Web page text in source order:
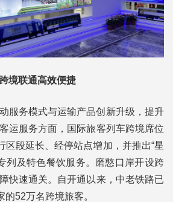
境联通高效便捷
服务模式与运输产品创新升级，提升
运服务方面，国际旅客列车跨境席位
区段延长、经停站点增加，并推出“星
列及特色餐饮服务。磨憨口岸开设跨
快速通关。自开通以来，中老铁路已
52万名跨境旅客。